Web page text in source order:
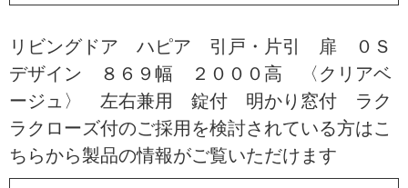
リビングドア ハピア 引戸・片引 扉 ０Ｓ
デザイン ８６９幅 ２０００高 〈クリアベ
ージュ〉 左右兼用 錠付 明かり窓付 ラク
ラクローズ付のご採用を検討されている方はこ
ちらから製品の情報がご覧いただけます